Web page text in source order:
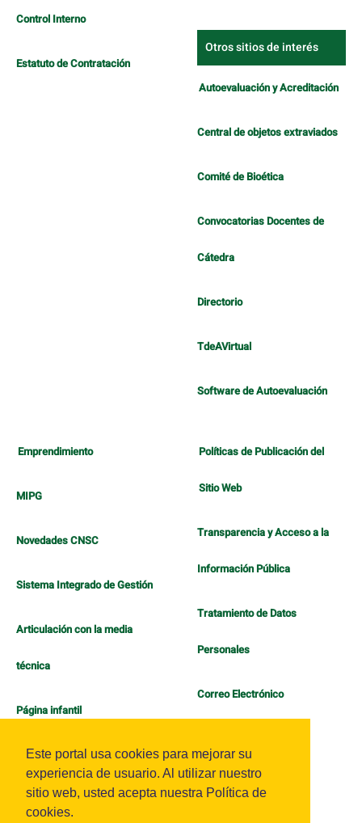
Este portal usa cookies para mejorar su
experiencia de usuario. Al utilizar nuestro
sitio web, usted acepta nuestra Política de
cookies.
Control Interno
Estatuto de Contratación
Otros sitios de interés
Autoevaluación y Acreditación
Central de objetos extraviados
Comité de Bioética
Convocatorias Docentes de
Cátedra
Directorio
TdeAVirtual
Software de Autoevaluación
Emprendimiento
MIPG
Novedades CNSC
Sistema Integrado de Gestión
Articulación con la media
técnica
Página infantil
Políticas de Publicación del
Sitio Web
Transparencia y Acceso a la
Información Pública
Tratamiento de Datos
Personales
Correo Electrónico